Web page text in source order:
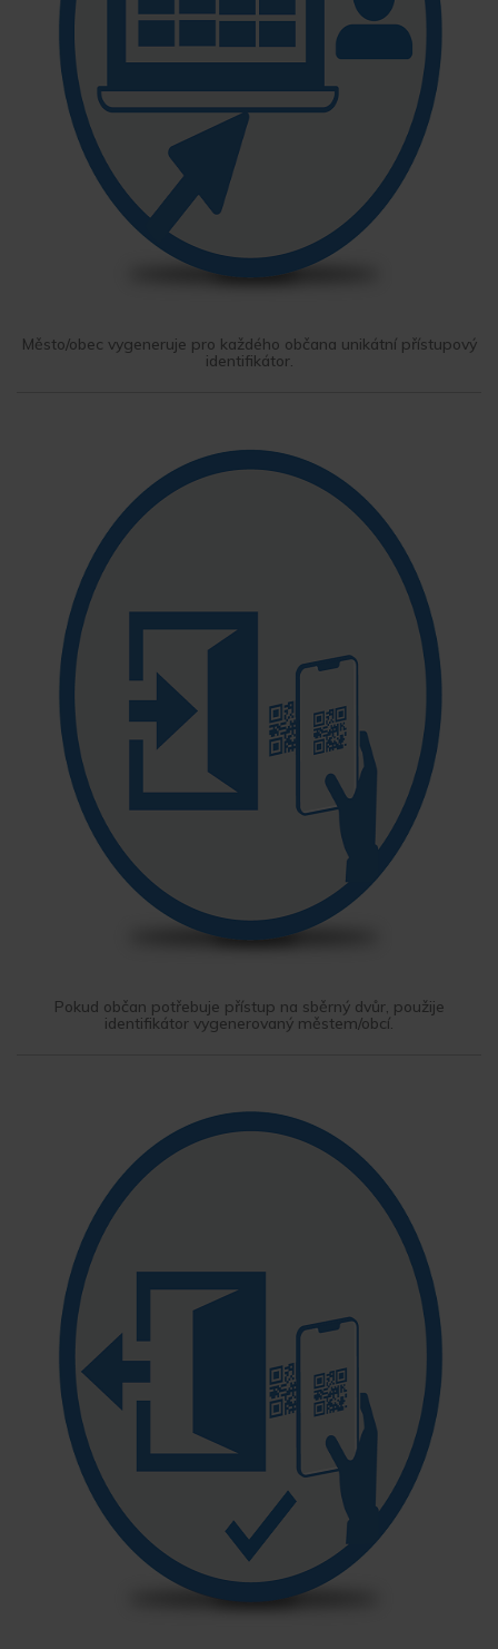
Město/obec vygeneruje pro každého občana unikátní přístupový
identifikátor.
Pokud občan potřebuje přístup na sběrný dvůr, použije
identifikátor vygenerovaný městem/obcí.